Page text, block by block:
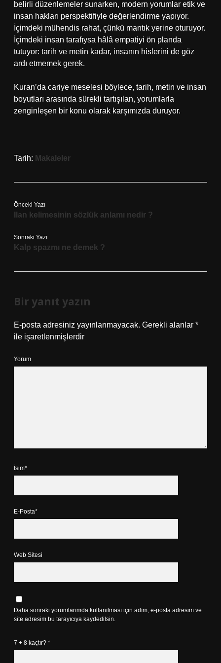
belirli düzenlemeler sunarken, modern yorumlar etik ve
insan hakları perspektifiyle değerlendirme yapıyor.
İçimdeki mühendis rahat, çünkü mantık yerine oturuyor.
İçimdeki insan tarafıysa hâlâ empatiyi ön planda
tutuyor: tarih ve metin kadar, insanın hislerini de göz
ardı etmemek gerek.
Kuran’da cariye meselesi böylece, tarih, metin ve insan
boyutları arasında sürekli tartışılan, yorumlarla
zenginleşen bir konu olarak karşımızda duruyor.
Tarih: Makaleler
Önceki Yazı
Ilan kelimesinin sözlük anlamı nedir ?
Sonraki Yazı
Kalp spazmı ne demek ?
Bir yanıt yazın
E-posta adresiniz yayınlanmayacak. Gerekli alanlar *
ile işaretlenmişlerdir
Yorum
İsim*
E-Posta*
Web Sitesi
Daha sonraki yorumlarımda kullanılması için adım, e-posta adresim ve
site adresim bu tarayıcıya kaydedilsin.
7 + 8 kaçtır? *